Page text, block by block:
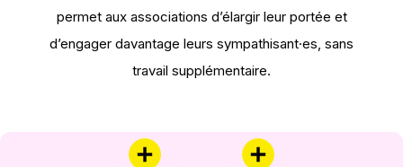
permet aux associations d’élargir leur portée et
d’engager davantage leurs sympathisant·es, sans
travail supplémentaire.